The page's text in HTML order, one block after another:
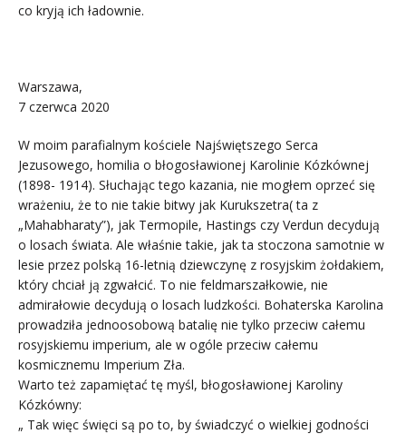
co kryją ich ładownie.
Warszawa,
7 czerwca 2020
W moim parafialnym kościele Najświętszego Serca
Jezusowego, homilia o błogosławionej Karolinie Kózkównej
(1898- 1914). Słuchając tego kazania, nie mogłem oprzeć się
wrażeniu, że to nie takie bitwy jak Kurukszetra( ta z
„Mahabharaty”), jak Termopile, Hastings czy Verdun decydują
o losach świata. Ale właśnie takie, jak ta stoczona samotnie w
lesie przez polską 16-letnią dziewczynę z rosyjskim żołdakiem,
który chciał ją zgwałcić. To nie feldmarszałkowie, nie
admirałowie decydują o losach ludzkości. Bohaterska Karolina
prowadziła jednoosobową batalię nie tylko przeciw całemu
rosyjskiemu imperium, ale w ogóle przeciw całemu
kosmicznemu Imperium Zła.
Warto też zapamiętać tę myśl, błogosławionej Karoliny
Kózkówny:
„ Tak więc święci są po to, by świadczyć o wielkiej godności